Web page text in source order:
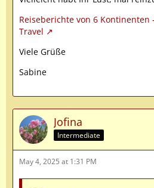
Reiseberichte von 6 Kontinenten
Travel
Viele Grüße
Sabine
Jofina
Intermediate
May 4, 2025 at 1:31 PM